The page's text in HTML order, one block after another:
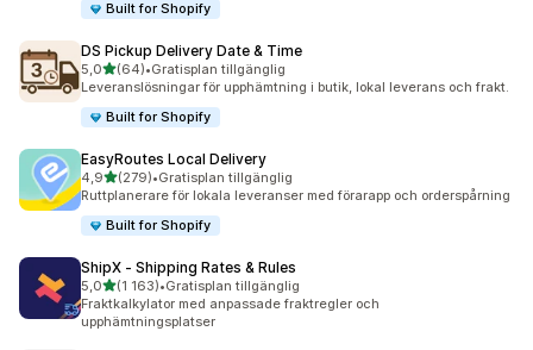
Built for Shopify
DS Pickup Delivery Date & Time
5,0av 5 stjärnor
(64)
64 recensioner totalt
•Gratisplan tillgänglig
Leveranslösningar för upphämtning i butik, lokal leverans och frakt.
Built for Shopify
EasyRoutes Local Delivery
4,9av 5 stjärnor
(279)
279 recensioner totalt
•Gratisplan tillgänglig
Ruttplanerare för lokala leveranser med förarapp och orderspårning
Built for Shopify
ShipX ‑ Shipping Rates & Rules
5,0av 5 stjärnor
(1 163)
1163 recensioner totalt
•Gratisplan tillgänglig
Fraktkalkylator med anpassade fraktregler och
upphämtningsplatser